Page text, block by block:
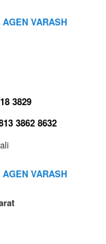
VARASH
3829
3862 8632
VARASH